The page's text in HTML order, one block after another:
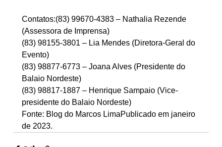
Contatos:(83) 99670-4383 – Nathalia Rezende
(Assessora de Imprensa)
(83) 98155-3801 – Lia Mendes (Diretora-Geral do
Evento)
(83) 98877-6773 – Joana Alves (Presidente do
Balaio Nordeste)
(83) 98817-1887 – Henrique Sampaio (Vice-
presidente do Balaio Nordeste)
Fonte: Blog do Marcos LimaPublicado em janeiro
de 2023.